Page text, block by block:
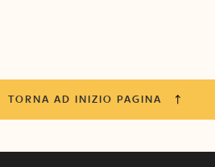
TORNA AD INIZIO PAGINA